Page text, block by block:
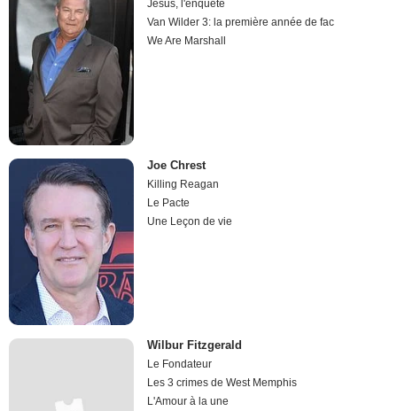
Jésus, l'enquête
Van Wilder 3: la première année de fac
We Are Marshall
Joe Chrest
Killing Reagan
Le Pacte
Une Leçon de vie
Wilbur Fitzgerald
Le Fondateur
Les 3 crimes de West Memphis
L'Amour à la une